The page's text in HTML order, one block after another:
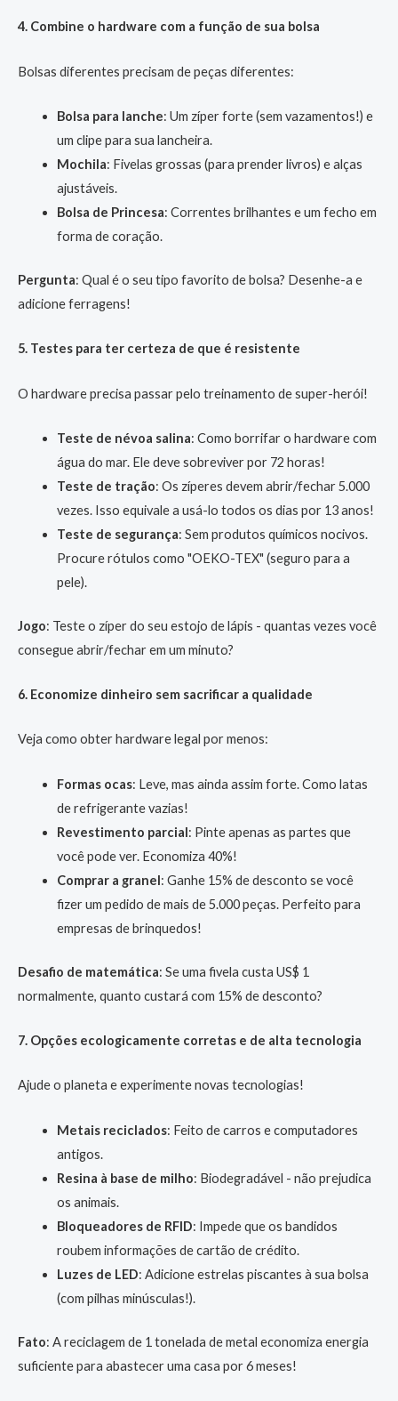
4. Combine o hardware com a função de sua bolsa
Bolsas diferentes precisam de peças diferentes:
Bolsa para lanche: Um zíper forte (sem vazamentos!) e
um clipe para sua lancheira.
Mochila: Fivelas grossas (para prender livros) e alças
ajustáveis.
Bolsa de Princesa: Correntes brilhantes e um fecho em
forma de coração.
Pergunta: Qual é o seu tipo favorito de bolsa? Desenhe-a e
adicione ferragens!
5. Testes para ter certeza de que é resistente
O hardware precisa passar pelo treinamento de super-herói!
Teste de névoa salina: Como borrifar o hardware com
água do mar. Ele deve sobreviver por 72 horas!
Teste de tração: Os zíperes devem abrir/fechar 5.000
vezes. Isso equivale a usá-lo todos os dias por 13 anos!
Teste de segurança: Sem produtos químicos nocivos.
Procure rótulos como "OEKO-TEX" (seguro para a
pele).
Jogo: Teste o zíper do seu estojo de lápis - quantas vezes você
consegue abrir/fechar em um minuto?
6. Economize dinheiro sem sacrificar a qualidade
Veja como obter hardware legal por menos:
Formas ocas: Leve, mas ainda assim forte. Como latas
de refrigerante vazias!
Revestimento parcial: Pinte apenas as partes que
você pode ver. Economiza 40%!
Comprar a granel: Ganhe 15% de desconto se você
fizer um pedido de mais de 5.000 peças. Perfeito para
empresas de brinquedos!
Desafio de matemática: Se uma fivela custa US$ 1
normalmente, quanto custará com 15% de desconto?
7. Opções ecologicamente corretas e de alta tecnologia
Ajude o planeta e experimente novas tecnologias!
Metais reciclados: Feito de carros e computadores
antigos.
Resina à base de milho: Biodegradável - não prejudica
os animais.
Bloqueadores de RFID: Impede que os bandidos
roubem informações de cartão de crédito.
Luzes de LED: Adicione estrelas piscantes à sua bolsa
(com pilhas minúsculas!).
Fato: A reciclagem de 1 tonelada de metal economiza energia
suficiente para abastecer uma casa por 6 meses!